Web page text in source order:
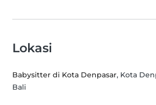
Lokasi
Babysitter di Kota Denpasar, Kota
Bali